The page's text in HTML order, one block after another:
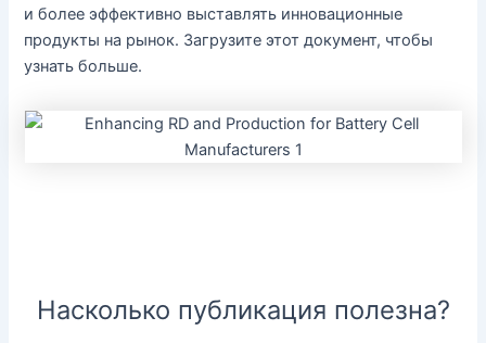
и более эффективно выставлять инновационные
продукты на рынок. Загрузите этот документ, чтобы
узнать больше.
Насколько публикация полезна?